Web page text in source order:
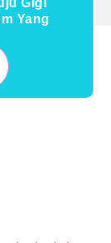
Gigi
Yang